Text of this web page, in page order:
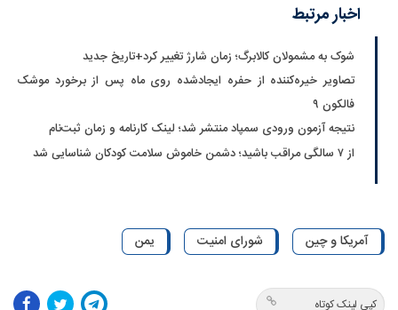
اخبار مرتبط
شوک به مشمولان کالابرگ؛ زمان شارژ تغییر کرد+تاریخ جدید
تصاویر خیره‌کننده از حفره ایجادشده روی ماه پس از برخورد موشک
فالکون ۹
نتیجه آزمون ورودی سمپاد منتشر شد؛ لینک کارنامه و زمان ثبت‌نام
از ۷ سالگی مراقب باشید؛ دشمن خاموش سلامت کودکان شناسایی شد
آمریکا و چین شورای امنیت یمن
کپی لینک کوتاه